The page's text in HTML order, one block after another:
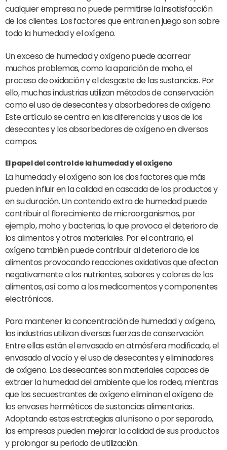
cualquier empresa no puede permitirse la insatisfacción
de los clientes. Los factores que entran en juego son sobre
todo la humedad y el oxígeno.
Un exceso de humedad y oxígeno puede acarrear
muchos problemas, como la aparición de moho, el
proceso de oxidación y el desgaste de las sustancias. Por
ello, muchas industrias utilizan métodos de conservación
como el uso de desecantes y absorbedores de oxígeno.
Este artículo se centra en las diferencias y usos de los
desecantes y los absorbedores de oxígeno en diversos
campos.
El papel del control de la humedad y el oxígeno
La humedad y el oxígeno son los dos factores que más
pueden influir en la calidad en cascada de los productos y
en su duración. Un contenido extra de humedad puede
contribuir al florecimiento de microorganismos, por
ejemplo, moho y bacterias, lo que provoca el deterioro de
los alimentos y otros materiales. Por el contrario, el
oxígeno también puede contribuir al deterioro de los
alimentos provocando reacciones oxidativas que afectan
negativamente a los nutrientes, sabores y colores de los
alimentos, así como a los medicamentos y componentes
electrónicos.
Para mantener la concentración de humedad y oxígeno,
las industrias utilizan diversas fuerzas de conservación.
Entre ellas están el envasado en atmósfera modificada, el
envasado al vacío y el uso de desecantes y eliminadores
de oxígeno. Los desecantes son materiales capaces de
extraer la humedad del ambiente que los rodea, mientras
que los secuestrantes de oxígeno eliminan el oxígeno de
los envases herméticos de sustancias alimentarias.
Adoptando estas estrategias al unísono o por separado,
las empresas pueden mejorar la calidad de sus productos
y prolongar su periodo de utilización.